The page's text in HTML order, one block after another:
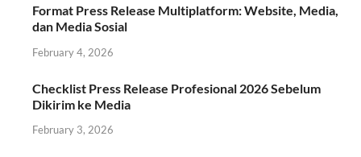
Format Press Release Multiplatform: Website, Media,
dan Media Sosial
February 4, 2026
Checklist Press Release Profesional 2026 Sebelum
Dikirim ke Media
February 3, 2026